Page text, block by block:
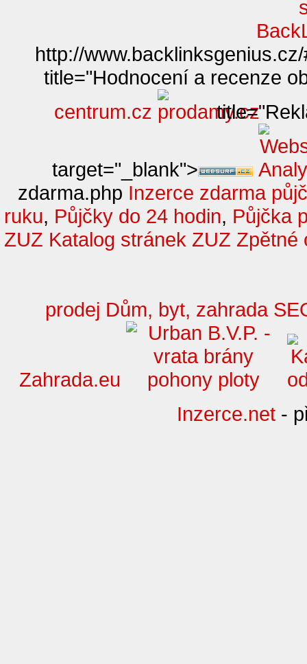
http://
title="Hodnocení a recenze
centrum.cz
target="_blank">
zdarma.php Inzerce zdarma
ruku, Půjčky do 24 hodin, Půjčka
ZUZ Katalog stránek ZUZ Zpětné
prodej Dům, byt, zahrada
Zahrada.eu
Inzerce.net -